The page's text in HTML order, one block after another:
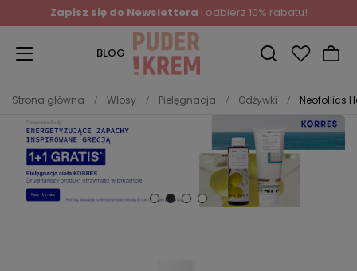
Zapisz się do Newslettera i odbierz 10% rabatu!
BLOG
Strona główna Włosy Pielęgnacja Odżywki Neofollics